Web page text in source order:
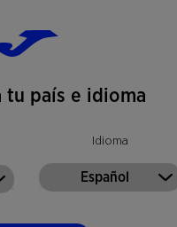
tu país e idioma
Idioma
Español